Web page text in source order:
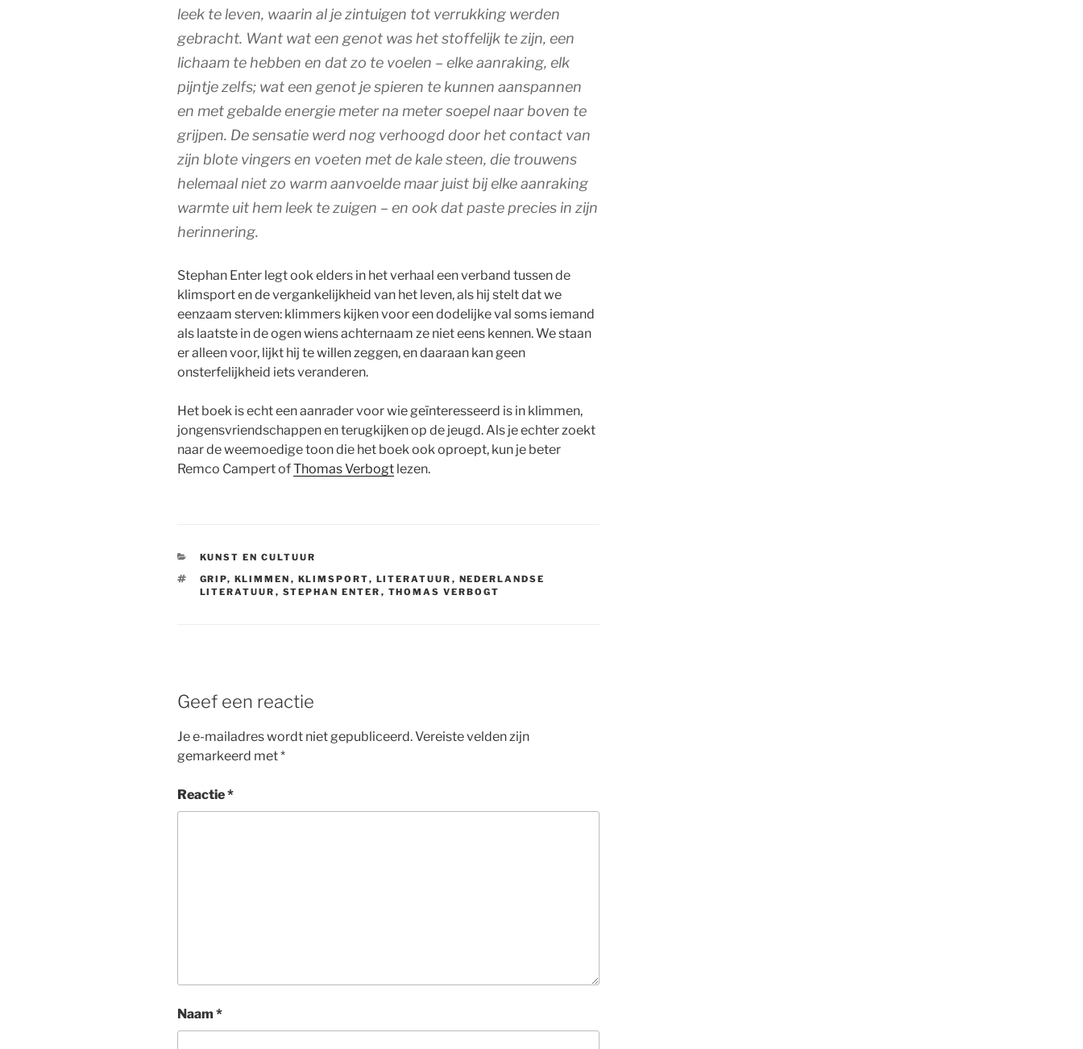
leek te leven, waarin al je zintuigen tot verrukking werden
gebracht. Want wat een genot was het stoffelijk te zijn, een
lichaam te hebben en dat zo te voelen – elke aanraking, elk
pijntje zelfs; wat een genot je spieren te kunnen aanspannen
en met gebalde energie meter na meter soepel naar boven te
grijpen. De sensatie werd nog verhoogd door het contact van
zijn blote vingers en voeten met de kale steen, die trouwens
helemaal niet zo warm aanvoelde maar juist bij elke aanraking
warmte uit hem leek te zuigen – en ook dat paste precies in zijn
herinnering.
Stephan Enter legt ook elders in het verhaal een verband tussen de
klimsport en de vergankelijkheid van het leven, als hij stelt dat we
eenzaam sterven: klimmers kijken voor een dodelijke val soms iemand
als laatste in de ogen wiens achternaam ze niet eens kennen. We staan
er alleen voor, lijkt hij te willen zeggen, en daaraan kan geen
onsterfelijkheid iets veranderen.
Het boek is echt een aanrader voor wie geïnteresseerd is in klimmen,
jongensvriendschappen en terugkijken op de jeugd. Als je echter zoekt
naar de weemoedige toon die het boek ook oproept, kun je beter
Remco Campert ofThomas Verbogt lezen.
CATEGORIEËN
KUNST EN CULTUUR
TAGS
GRIP, KLIMMEN , KLIMSPORT, LITERATUUR , NEDERLANDSE
LITERATUUR , STEPHAN ENTER , THOMAS VERBOGT
Geef een reactie
Je e-mailadres wordt niet gepubliceerd.Vereiste velden zijn
gemarkeerd met*
Reactie*
Naam *